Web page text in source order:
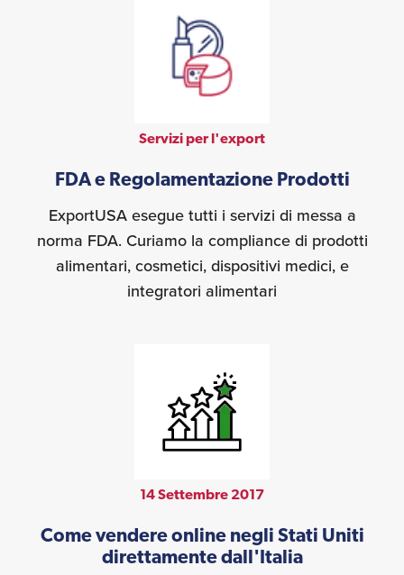
Servizi per l'export
FDA e Regolamentazione Prodotti
ExportUSA esegue tutti i servizi di messa a
norma FDA. Curiamo la compliance di prodotti
alimentari, cosmetici, dispositivi medici, e
integratori alimentari
14 Settembre 2017
Come vendere online negli Stati Uniti
direttamente dall'Italia